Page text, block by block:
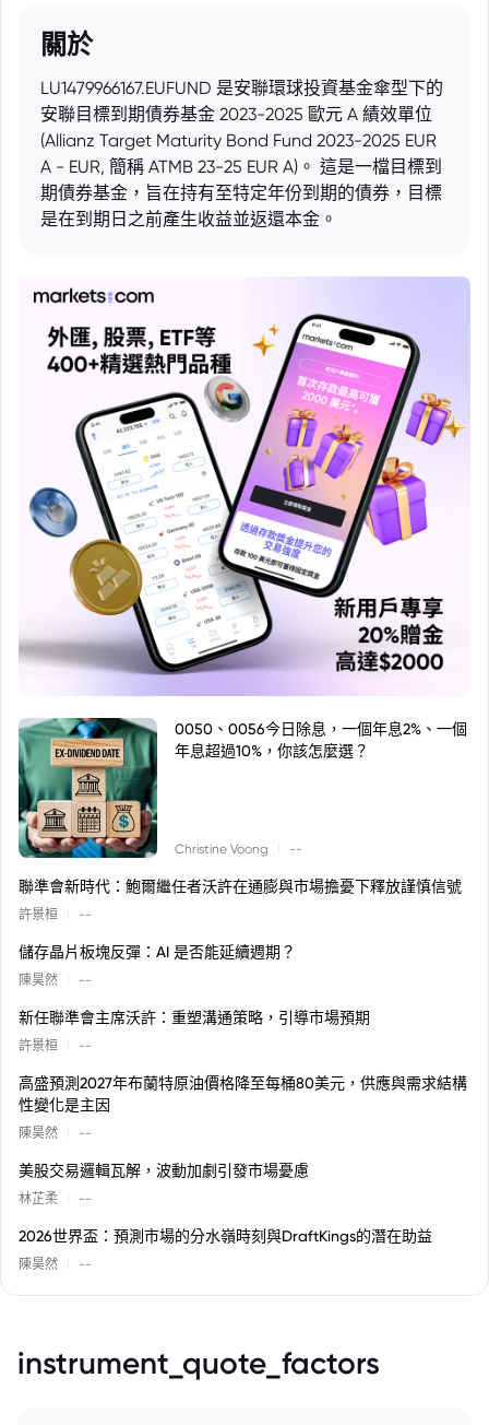
關於
LU1479966167.EUFUND 是安聯環球投資基金傘型下的
安聯目標到期債券基金 2023-2025 歐元 A 績效單位
(Allianz Target Maturity Bond Fund 2023-2025 EUR
A - EUR, 簡稱 ATMB 23-25 EUR A)。 這是一檔目標到
期債券基金，旨在持有至特定年份到期的債券，目標
是在到期日之前產生收益並返還本金。
0050、0056今日除息，一個年息2%、一個
年息超過10%，你該怎麼選？
Christine Voong --
聯準會新時代：鮑爾繼任者沃許在通膨與市場擔憂下釋放謹慎信號
許景桓 --
儲存晶片板塊反彈：AI 是否能延續週期？
陳昊然 --
新任聯準會主席沃許：重塑溝通策略，引導市場預期
許景桓 --
高盛預測2027年布蘭特原油價格降至每桶80美元，供應與需求結構
性變化是主因
陳昊然 --
美股交易邏輯瓦解，波動加劇引發市場憂慮
林芷柔 --
2026世界盃：預測市場的分水嶺時刻與DraftKings的潛在助益
陳昊然 --
instrument_quote_factors